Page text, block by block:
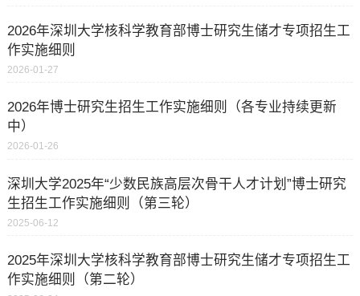
2026年深圳大学核科学教育部博士研究生储才专项招生工
作实施细则
2026-01-27
2026年博士研究生招生工作实施细则（各专业持续更新
中）
2026-01-26
深圳大学2025年“少数民族高层次骨干人才计划”博士研究
生招生工作实施细则（第三轮）
2025-06-12
2025年深圳大学核科学教育部博士研究生储才专项招生工
作实施细则（第二轮）